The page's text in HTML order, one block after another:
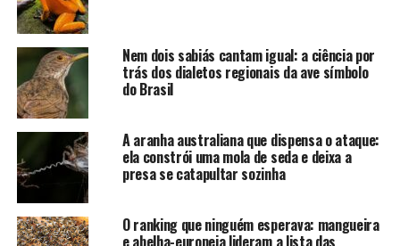
Nem dois sabiás cantam igual: a ciência por
trás dos dialetos regionais da ave símbolo
do Brasil
A aranha australiana que dispensa o ataque:
ela constrói uma mola de seda e deixa a
presa se catapultar sozinha
O ranking que ninguém esperava: mangueira
e abelha-europeia lideram a lista das